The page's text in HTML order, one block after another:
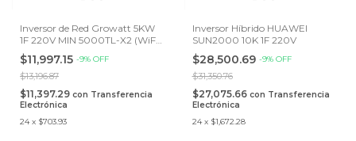
Inversor de Red Growatt 5KW
1F 220V MIN 5000TL-X2 (WiFi-
X) 2 MPPT
$11,997.15 -9% OFF
$13,196.87
$11,397.29 con Transferencia
Electrónica
24 x $703.93
Inversor Híbrido HUAWEI
SUN2000 10K 1F 220V
$28,500.69 -9% OFF
$31,350.76
$27,075.66 con Transferencia
Electrónica
24 x $1,672.28